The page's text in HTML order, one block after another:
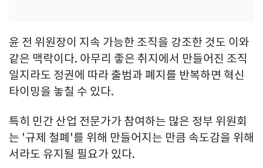
윤 전 위원장이 지속 가능한 조직을 강조한 것도 이와
같은 맥락이다. 아무리 좋은 취지에서 만들어진 조직
일지라도 정권에 따라 출범과 폐지를 반복하면 혁신
타이밍을 놓칠 수 있다.
특히 민간 산업 전문가가 참여하는 많은 정부 위원회
는 '규제 철폐'를 위해 만들어지는 만큼 속도감을 위해
서라도 유지될 필요가 있다.